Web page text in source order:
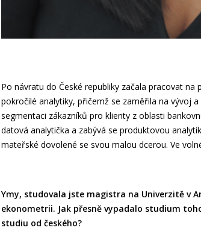
Po návratu do České republiky začala pracovat
pokročilé analytiky, přičemž se zaměřila na vývoj
segmentaci zákazníků pro klienty z oblasti
datová analytička a zabývá se produktovou
mateřské dovolené se svou malou dcerou. Ve
Ymy, studovala jste magistra na Univerzitě v
ekonometrii. Jak přesně vypadalo studium
studiu od českého?